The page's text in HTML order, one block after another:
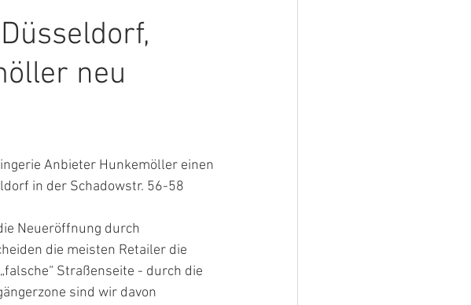
neu
Anbieter Hunkemöller einen
in der Schadowstr. 56-58
Neueröffnung durch
die meisten Retailer die
Straßenseite - durch die
sind wir davon